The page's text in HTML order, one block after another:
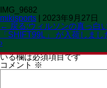
CLOSED 火曜日
IMG_9682
mikisports
2023年9月27日
← 戻る:ウィルソンの真っ白
「SHIFT99L」 が入荷しまし
›
コメントを残す
メールアドレスが公開される
いる欄は必須項目です
コメント ※